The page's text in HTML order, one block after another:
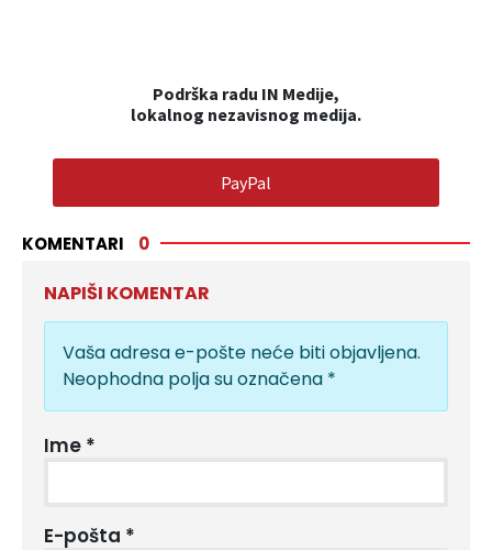
Podrška radu IN Medije,
lokalnog nezavisnog medija.
PayPal
KOMENTARI 0
NAPIŠI KOMENTAR
Vaša adresa e-pošte neće biti objavljena.
Neophodna polja su označena *
Ime *
E-pošta *